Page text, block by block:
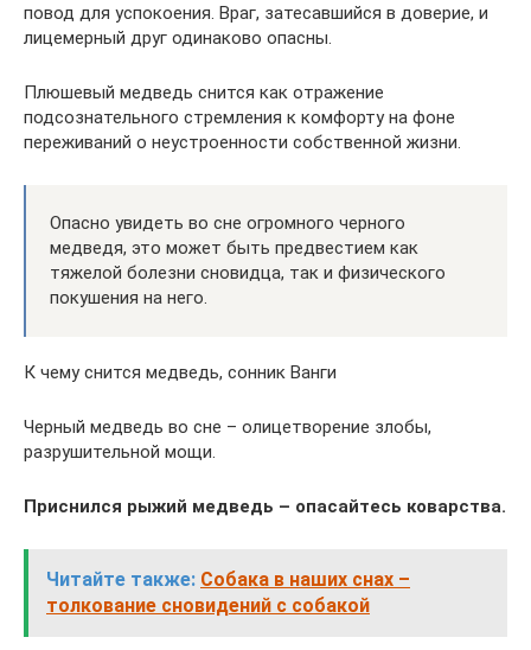
повод для успокоения. Враг, затесавшийся в доверие, и
лицемерный друг одинаково опасны.
Плюшевый медведь снится как отражение
подсознательного стремления к комфорту на фоне
переживаний о неустроенности собственной жизни.
Опасно увидеть во сне огромного черного
медведя, это может быть предвестием как
тяжелой болезни сновидца, так и физического
покушения на него.
К чему снится медведь, сонник Ванги
Черный медведь во сне – олицетворение злобы,
разрушительной мощи.
Приснился рыжий медведь – опасайтесь коварства.
Читайте также: Собака в наших снах –
толкование сновидений с собакой